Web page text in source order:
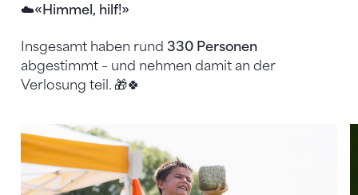
☁️«Himmel, hilf!»
Insgesamt haben rund 330 Personen
abgestimmt – und nehmen damit an der
Verlosung teil. 🎁🍀